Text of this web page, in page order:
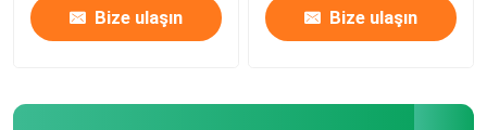
Bize ulaşın Bize ulaşın